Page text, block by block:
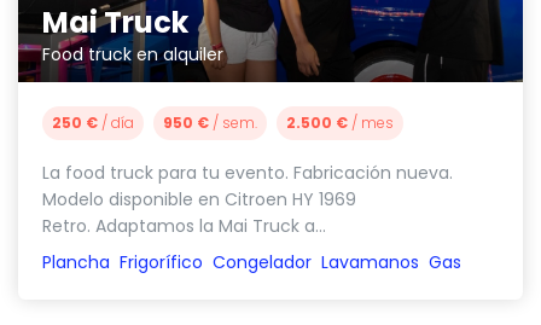
Mai Truck
Food truck en alquiler
250 € / día 950 € / sem. 2.500 € / mes
La food truck para tu evento. Fabricación nueva.
Modelo disponible en Citroen HY 1969
Retro. Adaptamos la Mai Truck a...
Plancha Frigorífico Congelador Lavamanos Gas